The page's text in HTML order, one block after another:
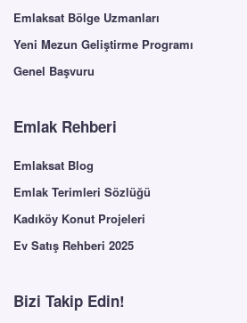
Emlaksat Bölge Uzmanları
Yeni Mezun Geliştirme Programı
Genel Başvuru
Emlak Rehberi
Emlaksat Blog
Emlak Terimleri Sözlüğü
Kadıköy Konut Projeleri
Ev Satış Rehberi 2025
Bizi Takip Edin!